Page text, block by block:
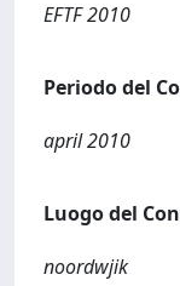
EFTF 2010
Periodo del
april 2010
Luogo del
noordwjik